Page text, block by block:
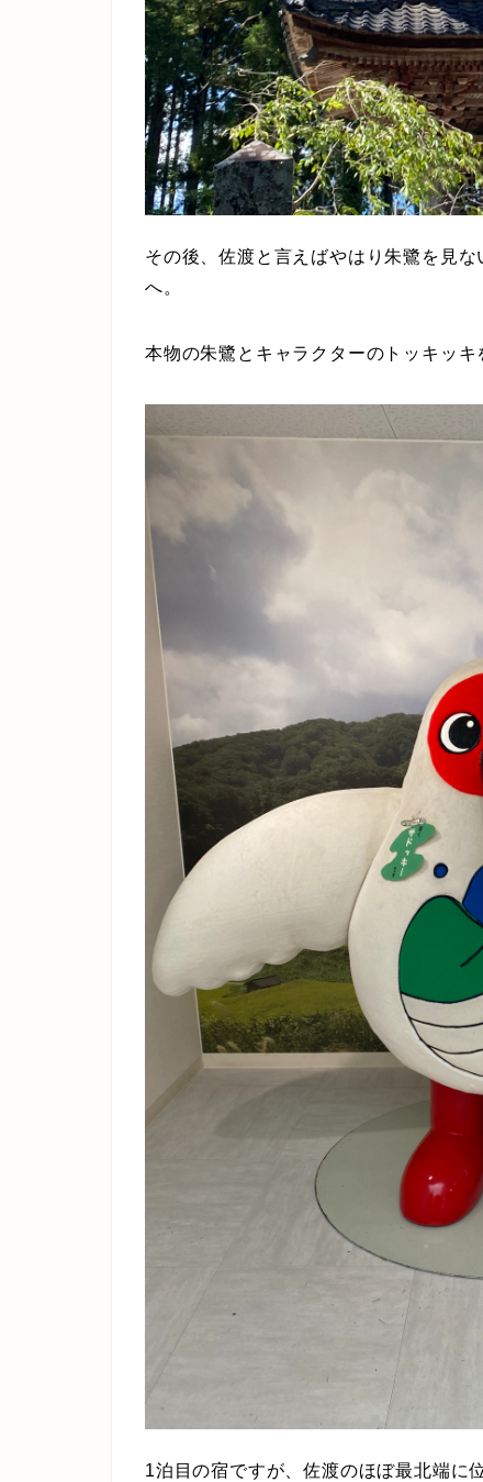
その後、佐渡と言えばやはり朱鷺を見
へ。
本物の朱鷺とキャラクターのトッキッキ
1泊目の宿ですが、佐渡のほぼ最北端に